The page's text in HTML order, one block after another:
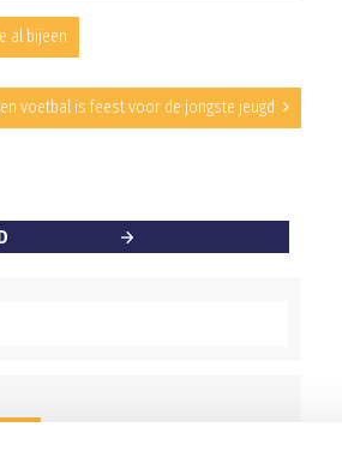
al bijeen
voetbal is feest voor de jongste jeugd